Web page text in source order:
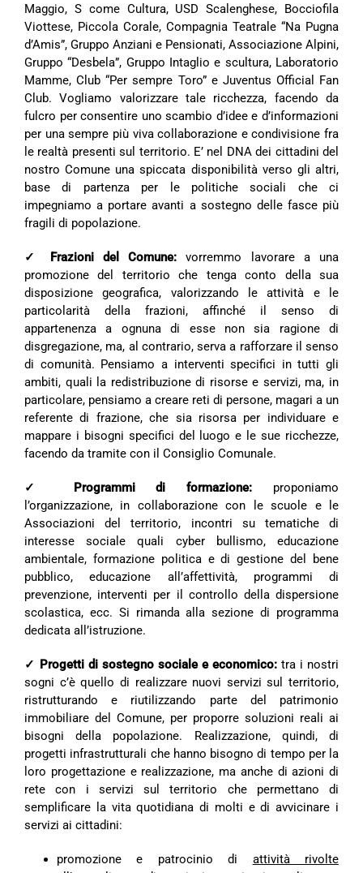
Maggio, S come Cultura, USD Scalenghese, Bocciofila
Viottese, Piccola Corale, Compagnia Teatrale “Na Pugna
d’Amis”, Gruppo Anziani e Pensionati, Associazione Alpini,
Gruppo “Desbela”, Gruppo Intaglio e scultura, Laboratorio
Mamme, Club “Per sempre Toro” e Juventus Official Fan
Club. Vogliamo valorizzare tale ricchezza, facendo da
fulcro per consentire uno scambio d’idee e d’informazioni
per una sempre più viva collaborazione e condivisione fra
le realtà presenti sul territorio. E’ nel DNA dei cittadini del
nostro Comune una spiccata disponibilità verso gli altri,
base di partenza per le politiche sociali che ci
impegniamo a portare avanti a sostegno delle fasce più
fragili di popolazione.
✓ Frazioni del Comune: vorremmo lavorare a una
promozione del territorio che tenga conto della sua
disposizione geografica, valorizzando le attività e le
particolarità della frazioni, affinché il senso di
appartenenza a ognuna di esse non sia ragione di
disgregazione, ma, al contrario, serva a rafforzare il senso
di comunità. Pensiamo a interventi specifici in tutti gli
ambiti, quali la redistribuzione di risorse e servizi, ma, in
particolare, pensiamo a creare reti di persone, magari a un
referente di frazione, che sia risorsa per individuare e
mappare i bisogni specifici del luogo e le sue ricchezze,
facendo da tramite con il Consiglio Comunale.
✓ Programmi di formazione: proponiamo
l’organizzazione, in collaborazione con le scuole e le
Associazioni del territorio, incontri su tematiche di
interesse sociale quali cyber bullismo, educazione
ambientale, formazione politica e di gestione del bene
pubblico, educazione all’affettività, programmi di
prevenzione, interventi per il controllo della dispersione
scolastica, ecc. Si rimanda alla sezione di programma
dedicata all’istruzione.
✓ Progetti di sostegno sociale e economico: tra i nostri
sogni c’è quello di realizzare nuovi servizi sul territorio,
ristrutturando e riutilizzando parte del patrimonio
immobiliare del Comune, per proporre soluzioni reali ai
bisogni della popolazione. Realizzazione, quindi, di
progetti infrastrutturali che hanno bisogno di tempo per la
loro progettazione e realizzazione, ma anche di azioni di
rete con i servizi sul territorio che permettano di
semplificare la vita quotidiana di molti e di avvicinare i
servizi ai cittadini:
promozione e patrocinio di attività rivolte